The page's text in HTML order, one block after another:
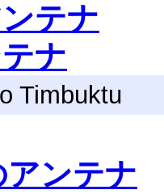
テナ
ナ
Timbuktu
ンテナ